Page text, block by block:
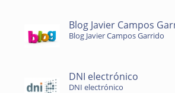
Blog Javier Campos
Blog Javier Campos Garrido
DNI electrónico
DNI electrónico